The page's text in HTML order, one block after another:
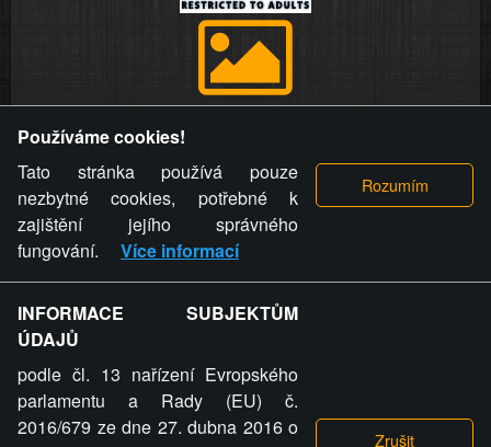
videa a komentáře. Osoba, které se toto opatření provozovatele
stránky týče, ani osoba, která umístila fotografii nebo video na
stránku, nemůže z důvodu odstranění fotografie, videa nebo
komentáře pro výše uvedenou okolnost uplatnit vůči
provozovateli stránky žádný nárok na náhradu škody nebo
nemajetkové újmy.
ZVRÁCENÝ.CZ - Svět není zvrácenej. To jen
ty lidi...
Používáme cookies!
Tato stránka používá pouze
nezbytné cookies, potřebné k
zajištění jejího správného
fungování.
Více informací
INFORMACE SUBJEKTŮM
ÚDAJŮ
podle čl. 13 nařízení Evropského
parlamentu a Rady (EU) č.
2016/679 ze dne 27. dubna 2016 o